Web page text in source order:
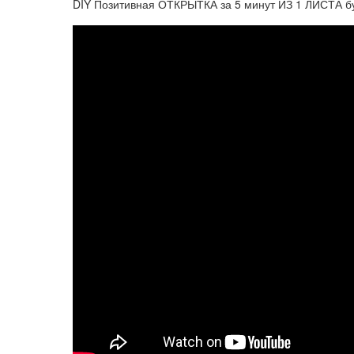
DIY Позитивная ОТКРЫТКА за 5 минут ИЗ 1 ЛИСТА